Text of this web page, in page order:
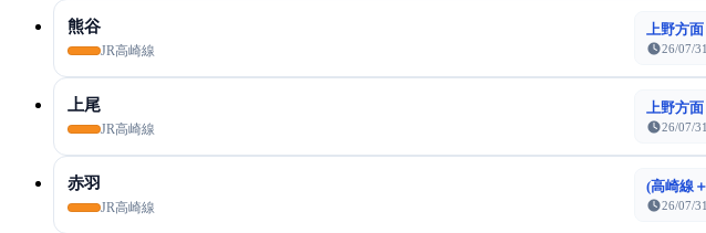
熊谷
JR高崎線
上野方面
26/07/
上尾
JR高崎線
上野方面
26/07/
赤羽
JR高崎線
(高崎線
26/07/